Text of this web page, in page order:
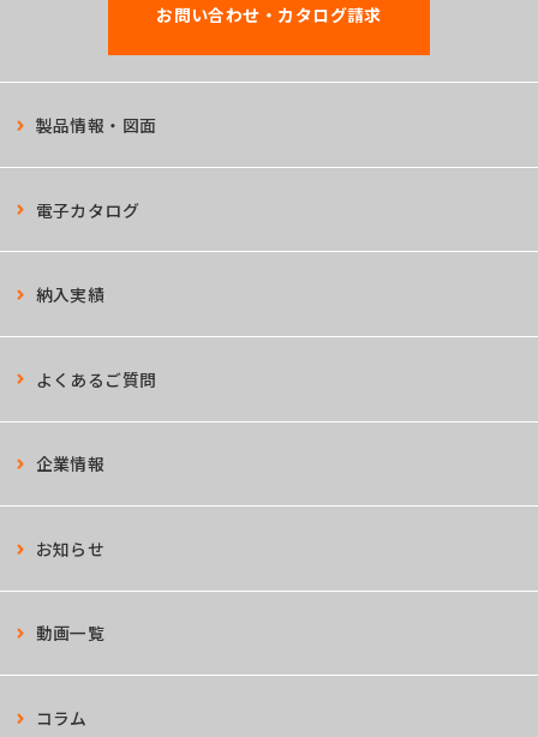
製品情報・図面
電子カタログ
納入実績
よくあるご質問
お問い合わせ・カタログ請求
企業情報
お知らせ
動画一覧
コラム